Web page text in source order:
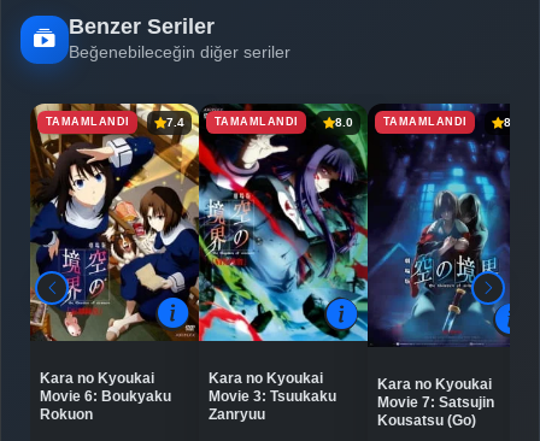
Benzer Seriler
Beğenebileceğin diğer seriler
TAMAMLANDI 7.4
Kara no Kyoukai
Movie 6: Boukyaku
Rokuon
TAMAMLANDI 8.0
Kara no Kyoukai
Movie 3: Tsuukaku
Zanryuu
TAMAMLANDI 8.4
Kara no Kyoukai
Movie 7: Satsujin
Kousatsu (Go)